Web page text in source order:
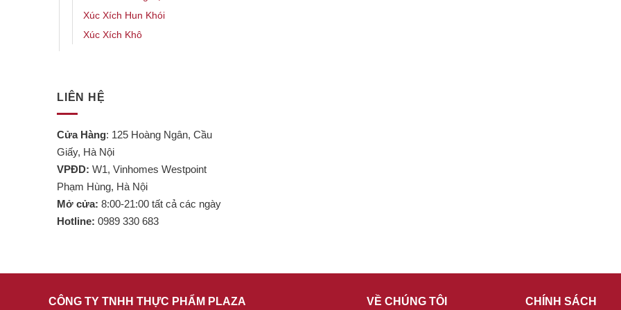
Xúc Xích Hun Khói
Xúc Xích Khô
LIÊN HỆ
Cửa Hàng: 125 Hoàng Ngân, Cầu
Giấy, Hà Nội
VPĐD: W1, Vinhomes Westpoint
Phạm Hùng, Hà Nội
Mở cửa: 8:00-21:00 tất cả các ngày
Hotline: 0989 330 683
CÔNG TY TNHH THỰC PHẨM PLAZA VỀ CHÚNG TÔI CHÍNH SÁCH